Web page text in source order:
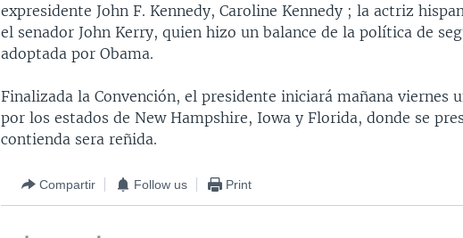
expresidente John F. Kennedy, Caroline Kennedy ; la actriz
el senador John Kerry, quien hizo un balance de la política de
adoptada por Obama.
Finalizada la Convención, el presidente iniciará mañana viernes
por los estados de New Hampshire, Iowa y Florida, donde se
contienda sera reñida.
Compartir Follow us Print